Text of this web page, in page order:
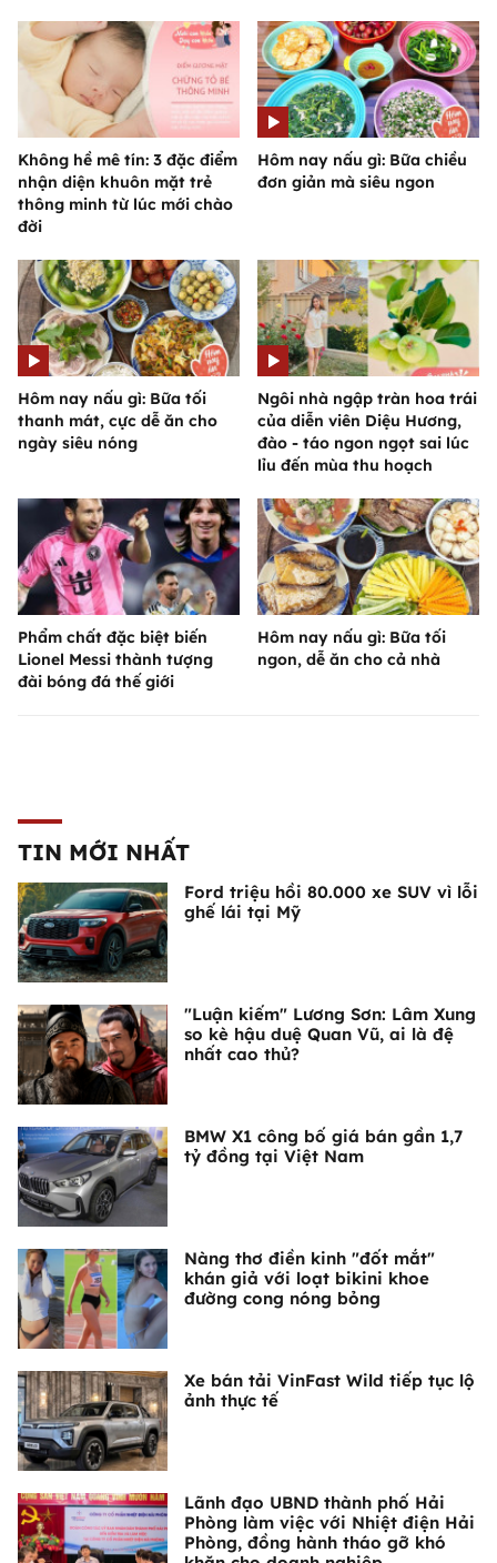
Không hề mê tín: 3 đặc điểm
nhận diện khuôn mặt trẻ
thông minh từ lúc mới chào
đời
Hôm nay nấu gì: Bữa chiều
đơn giản mà siêu ngon
Hôm nay nấu gì: Bữa tối
thanh mát, cực dễ ăn cho
ngày siêu nóng
Ngôi nhà ngập tràn hoa trái
của diễn viên Diệu Hương,
đào - táo ngon ngọt sai lúc
lỉu đến mùa thu hoạch
Phẩm chất đặc biệt biến
Lionel Messi thành tượng
đài bóng đá thế giới
Hôm nay nấu gì: Bữa tối
ngon, dễ ăn cho cả nhà
TIN MỚI NHẤT
Ford triệu hồi 80.000 xe SUV vì lỗi
ghế lái tại Mỹ
"Luận kiếm" Lương Sơn: Lâm Xung
so kè hậu duệ Quan Vũ, ai là đệ
nhất cao thủ?
BMW X1 công bố giá bán gần 1,7
tỷ đồng tại Việt Nam
Nàng thơ điền kinh "đốt mắt"
khán giả với loạt bikini khoe
đường cong nóng bỏng
Xe bán tải VinFast Wild tiếp tục lộ
ảnh thực tế
Lãnh đạo UBND thành phố Hải
Phòng làm việc với Nhiệt điện Hải
Phòng, đồng hành tháo gỡ khó